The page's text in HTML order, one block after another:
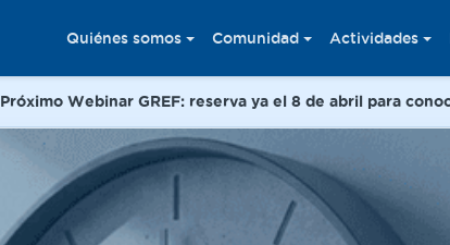
Quiénes somos Comunidad Actividades
Próximo Webinar GREF: reserva ya el 8 de abril para